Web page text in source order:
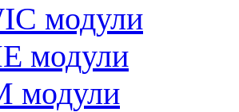
модули
модули
модули